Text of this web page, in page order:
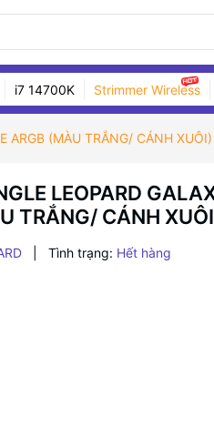
i7 14700K Strimmer Wireless
ARGB (MÀU TRẮNG/ CÁNH XUÔI)
LEOPARD
TRẮNG/ CÁNH
Tình trạng: Hết hàng